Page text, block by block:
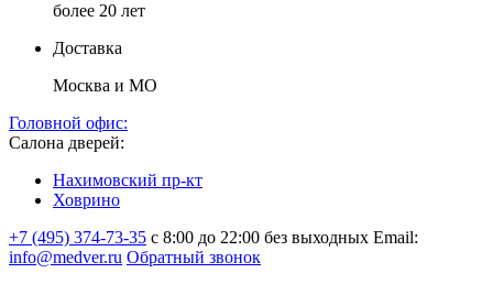
более 20 лет
Доставка
Москва и МО
Головной офис:
Салона дверей:
Нахимовский пр-кт
Ховрино
+7 (495) 374-73-35 с 8:00 до 22:00 без выходных Email:
info@medver.ru Обратный звонок